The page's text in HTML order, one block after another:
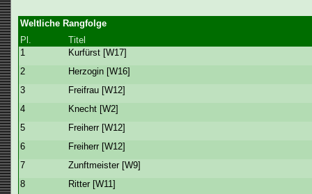
Weltliche Rangfolge
Pl.
Titel
1
Kurfürst [W17]
2
Herzogin [W16]
3
Freifrau [W12]
4
Knecht [W2]
5
Freiherr [W12]
6
Freiherr [W12]
7
Zunftmeister [W9]
8
Ritter [W11]